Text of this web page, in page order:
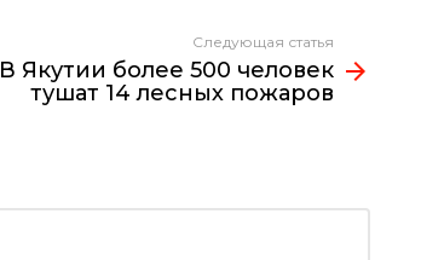
Следующая статья
В Якутии более 500 человек
тушат 14 лесных пожаров